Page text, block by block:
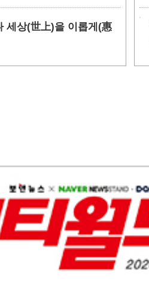
세상(世上)을 이롭게(惠